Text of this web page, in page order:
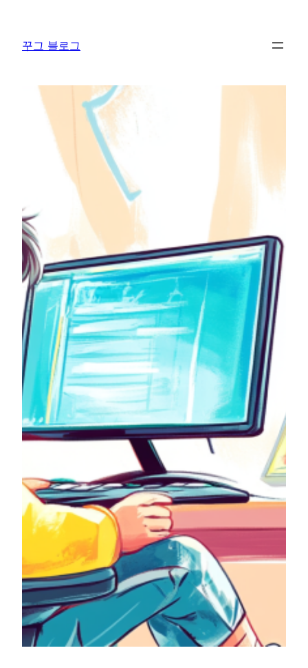
꾸그 블로그